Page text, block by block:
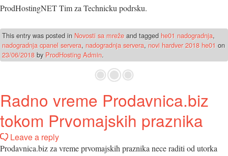
ProdHostingNET Tim za Technicku podrsku.
This entry was posted in Novosti sa mreže and tagged he01 nadogradnja,
nadogradnja cpanel servera, nadogradnja servera, novi hardver 2018 he01 on
23/06/2018 by ProdHosting Admin.
Radno vreme Prodavnica.biz
tokom Prvomajskih praznika
Leave a reply
Prodavnica.biz za vreme prvomajskih praznika nece raditi od utorka